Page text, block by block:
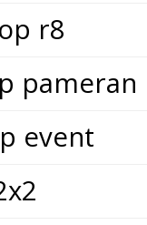
r8
pameran
event